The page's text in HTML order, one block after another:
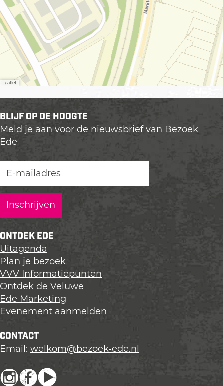
Leaflet
BLIJF OP DE HOOGTE
Meld je aan voor de nieuwsbrief van Bezoek
Ede
ONTDEK EDE
Uitagenda
Plan je bezoek
VVV Informatiepunten
Ontdek de Veluwe
Ede Marketing
Evenement aanmelden
CONTACT
Email: welkom@bezoek-ede.nl
I F Y